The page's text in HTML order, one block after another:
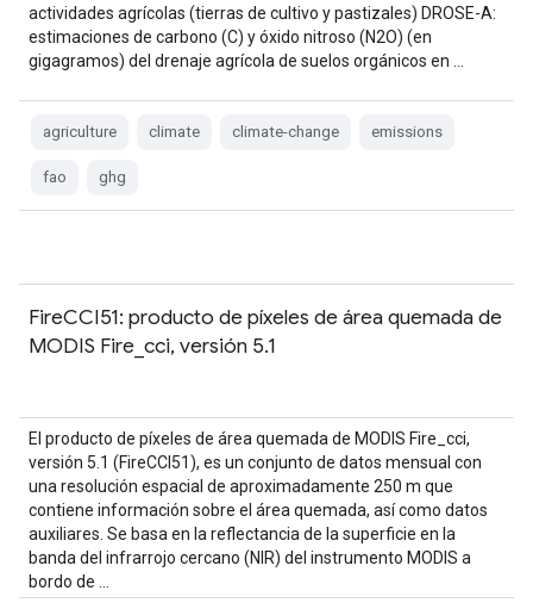
actividades agrícolas (tierras de cultivo y pastizales) DROSE-A:
estimaciones de carbono (C) y óxido nitroso (N2O) (en
gigagramos) del drenaje agrícola de suelos orgánicos en …
agriculture climate climate-change emissions
fao ghg
FireCCI51: producto de píxeles de área quemada de
MODIS Fire_cci, versión 5.1
El producto de píxeles de área quemada de MODIS Fire_cci,
versión 5.1 (FireCCI51), es un conjunto de datos mensual con
una resolución espacial de aproximadamente 250 m que
contiene información sobre el área quemada, así como datos
auxiliares. Se basa en la reflectancia de la superficie en la
banda del infrarrojo cercano (NIR) del instrumento MODIS a
bordo de …